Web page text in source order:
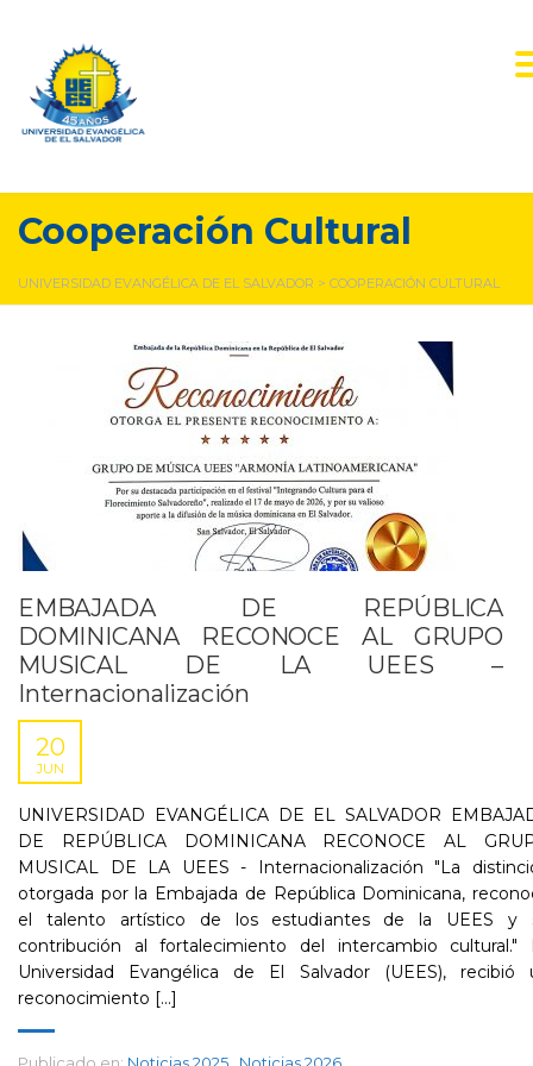
Cooperación Cultural
UNIVERSIDAD EVANGÉLICA DE EL SALVADOR > COOPERACIÓN CULTURAL
EMBAJADA DE REPÚBLICA
DOMINICANA RECONOCE AL GRUPO
MUSICAL DE LA UEES –
Internacionalización
20
JUN
UNIVERSIDAD EVANGÉLICA DE EL SALVADOR
DE REPÚBLICA DOMINICANA RECONOCE AL
MUSICAL DE LA UEES - Internacionalización "La
otorgada por la Embajada de República Dominicana,
el talento artístico de los estudiantes de la UEES y
contribución al fortalecimiento del intercambio cultural."
Universidad Evangélica de El Salvador (UEES), recibió
reconocimiento [...]